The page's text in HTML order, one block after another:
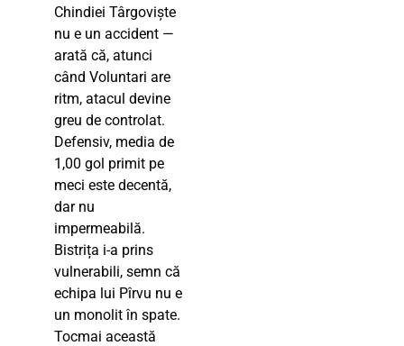
Chindiei Târgoviște
nu e un accident —
arată că, atunci
când Voluntari are
ritm, atacul devine
greu de controlat.
Defensiv, media de
1,00 gol primit pe
meci este decentă,
dar nu
impermeabilă.
Bistrița i-a prins
vulnerabili, semn că
echipa lui Pîrvu nu e
un monolit în spate.
Tocmai această